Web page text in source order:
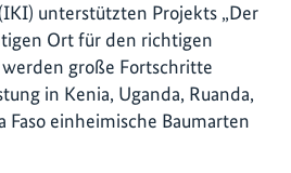
unterstützten Projekts „Der
Ort für den richtigen
werden große Fortschritte
in Kenia, Uganda, Ruanda,
einheimische Baumarten